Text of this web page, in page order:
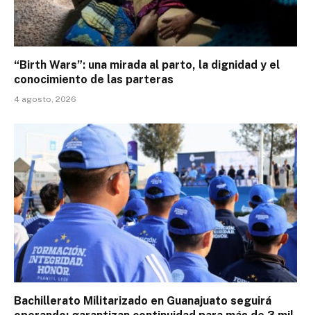
“Birth Wars”: una mirada al parto, la dignidad y el
conocimiento de las parteras
4 agosto, 2026
Bachillerato Militarizado en Guanajuato seguirá